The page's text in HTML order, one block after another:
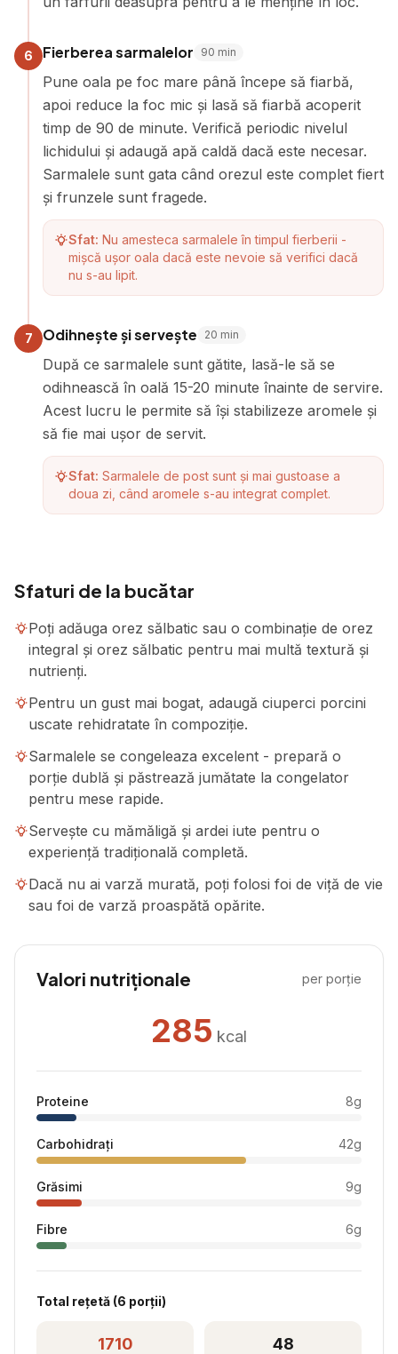
6 Fierberea sarmalelor 90 min
Pune oala pe foc mare până începe să fiarbă,
apoi reduce la foc mic și lasă să fiarbă acoperit
timp de 90 de minute. Verifică periodic nivelul
lichidului și adaugă apă caldă dacă este necesar.
Sarmalele sunt gata când orezul este complet fiert
și frunzele sunt fragede.
Sfat: Nu amesteca sarmalele în timpul fierberii -
mișcă ușor oala dacă este nevoie să verifici dacă
nu s-au lipit.
7 Odihnește și servește 20 min
După ce sarmalele sunt gătite, lasă-le să se
odihnească în oală 15-20 minute înainte de servire.
Acest lucru le permite să își stabilizeze aromele și
să fie mai ușor de servit.
Sfat: Sarmalele de post sunt și mai gustoase a
doua zi, când aromele s-au integrat complet.
Sfaturi de la bucătar
Poți adăuga orez sălbatic sau o combinație de orez
integral și orez sălbatic pentru mai multă textură și
nutrienți.
Pentru un gust mai bogat, adaugă ciuperci porcini
uscate rehidratate în compoziție.
Sarmalele se congeleaza excelent - prepară o
porție dublă și păstrează jumătate la congelator
pentru mese rapide.
Servește cu mămăligă și ardei iute pentru o
experiență tradițională completă.
Dacă nu ai varză murată, poți folosi foi de viță de vie
sau foi de varză proaspătă opărite.
Valori nutriționale per porție
285 kcal
Proteine 8g
Carbohidrați 42g
Grăsimi 9g
Fibre 6g
Total rețetă (6 porții)
1710 48